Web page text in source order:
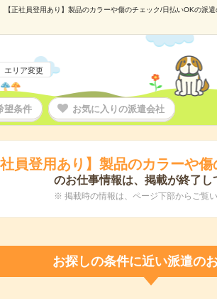
【正社員登用あり】製品のカラーや傷のチェック/日払いOKの
エリア変更
望条件 お気に入りの派遣会社
社員登用あり】製品のカラーや
のお仕事情報は、掲載が終了し
※ 掲載時の情報は、ページ下部からご覧い
お探しの条件に近い派遣の